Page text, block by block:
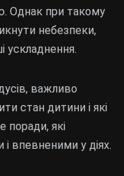
Однак при такому
небезпеки,
ускладнення.
важливо
стан дитини і які
поради, які
впевненими у діях.